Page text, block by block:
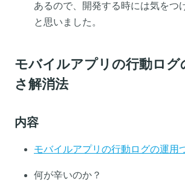
あるので、開発する時には気をつ
と思いました。
モバイルアプリの行動ログ
さ解消法
内容
モバイルアプリの行動ログの運用
何が辛いのか？